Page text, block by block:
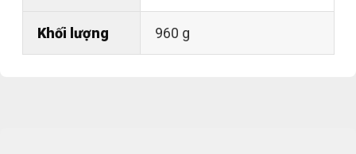
Khối lượng 960 g